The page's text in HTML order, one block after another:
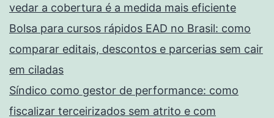
vedar a cobertura é a medida mais eficiente
Bolsa para cursos rápidos EAD no Brasil: como
comparar editais, descontos e parcerias sem cair
em ciladas
Síndico como gestor de performance: como
fiscalizar terceirizados sem atrito e com